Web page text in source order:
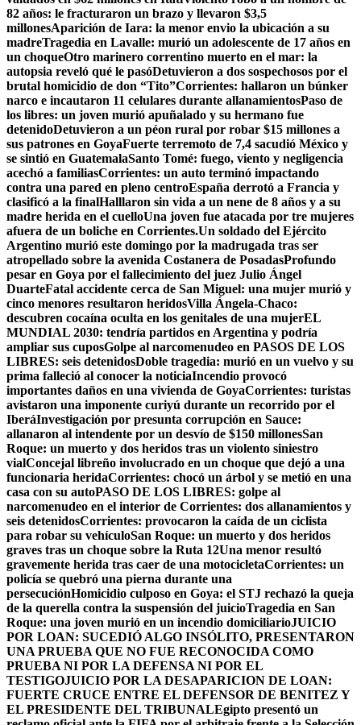
82 años: le fracturaron un brazo y llevaron $3,5
millonesAparición de Iara: la menor envio la ubicación a su
madreTragedia en Lavalle: murió un adolescente de 17 años en
un choqueOtro marinero correntino muerto en el mar: la
autopsia reveló qué le pasóDetuvieron a dos sospechosos por el
brutal homicidio de don “Tito”Corrientes: hallaron un búnker
narco e incautaron 11 celulares durante allanamientosPaso de
los libres: un joven murió apuñalado y su hermano fue
detenidoDetuvieron a un péon rural por robar $15 millones a
sus patrones en GoyaFuerte terremoto de 7,4 sacudió México y
se sintió en GuatemalaSanto Tomé: fuego, viento y negligencia
acechó a familiasCorrientes: un auto terminó impactando
contra una pared en pleno centroEspaña derrotó a Francia y
clasificó a la finalHalllaron sin vida a un nene de 8 años y a su
madre herida en el cuelloUna joven fue atacada por tre mujeres
afuera de un boliche en Corrientes.Un soldado del Ejército
Argentino murió este domingo por la madrugada tras ser
atropellado sobre la avenida Costanera de PosadasProfundo
pesar en Goya por el fallecimiento del juez Julio Ángel
DuarteFatal accidente cerca de San Miguel: una mujer murió y
cinco menores resultaron heridosVilla Ángela-Chaco:
descubren cocaína oculta en los genitales de una mujerEL
MUNDIAL 2030: tendría partidos en Argentina y podría
ampliar sus cuposGolpe al narcomenudeo en PASOS DE LOS
LIBRES: seis detenidosDoble tragedia: murió en un vuelvo y su
prima falleció al conocer la noticiaIncendio provocó
importantes daños en una vivienda de GoyaCorrientes: turistas
avistaron una imponente curiyú durante un recorrido por el
IberáInvestigación por presunta corrupción en Sauce:
allanaron al intendente por un desvío de $150 millonesSan
Roque: un muerto y dos heridos tras un violento siniestro
vialConcejal libreño involucrado en un choque que dejó a una
funcionaria heridaCorrientes: chocó un árbol y se metió en una
casa con su autoPASO DE LOS LIBRES: golpe al
narcomenudeo en el interior de Corrientes: dos allanamientos y
seis detenidosCorrientes: provocaron la caída de un ciclista
para robar su vehículoSan Roque: un muerto y dos heridos
graves tras un choque sobre la Ruta 12Una menor resultó
gravemente herida tras caer de una motocicletaCorrientes: un
policía se quebró una pierna durante una
persecuciónHomicidio culposo en Goya: el STJ rechazó la queja
de la querella contra la suspensión del juicioTragedia en San
Roque: una joven murió en un incendio domiciliarioJUICIO
POR LOAN: SUCEDIÓ ALGO INSÓLITO, PRESENTARON
UNA PRUEBA QUE NO FUE RECONOCIDA COMO
PRUEBA NI POR LA DEFENSA NI POR EL
TESTIGOJUICIO POR LA DESAPARICION DE LOAN:
FUERTE CRUCE ENTRE EL DEFENSOR DE BENITEZ Y
EL PRESIDENTE DEL TRIBUNALEgipto presentó un